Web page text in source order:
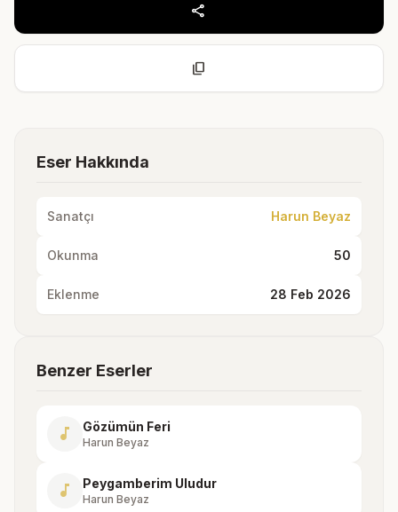
share
content_copy
Eser Hakkında
Sanatçı Harun Beyaz
Okunma 50
Eklenme 28 Feb 2026
Benzer Eserler
music_note Gözümün Feri
Harun Beyaz
music_note Peygamberim Uludur
Harun Beyaz